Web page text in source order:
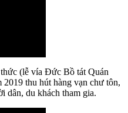
(lễ vía Đức Bồ tát Quán
thu hút hàng vạn chư tôn,
dân, du khách tham gia.